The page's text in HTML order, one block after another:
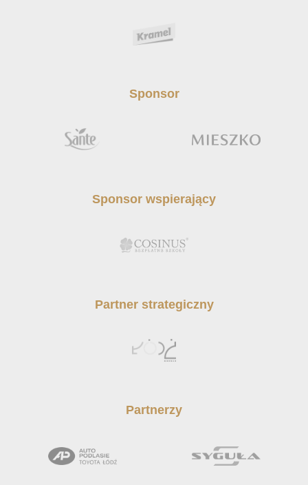
Sponsor
Sponsor wspierający
Partner strategiczny
Partnerzy